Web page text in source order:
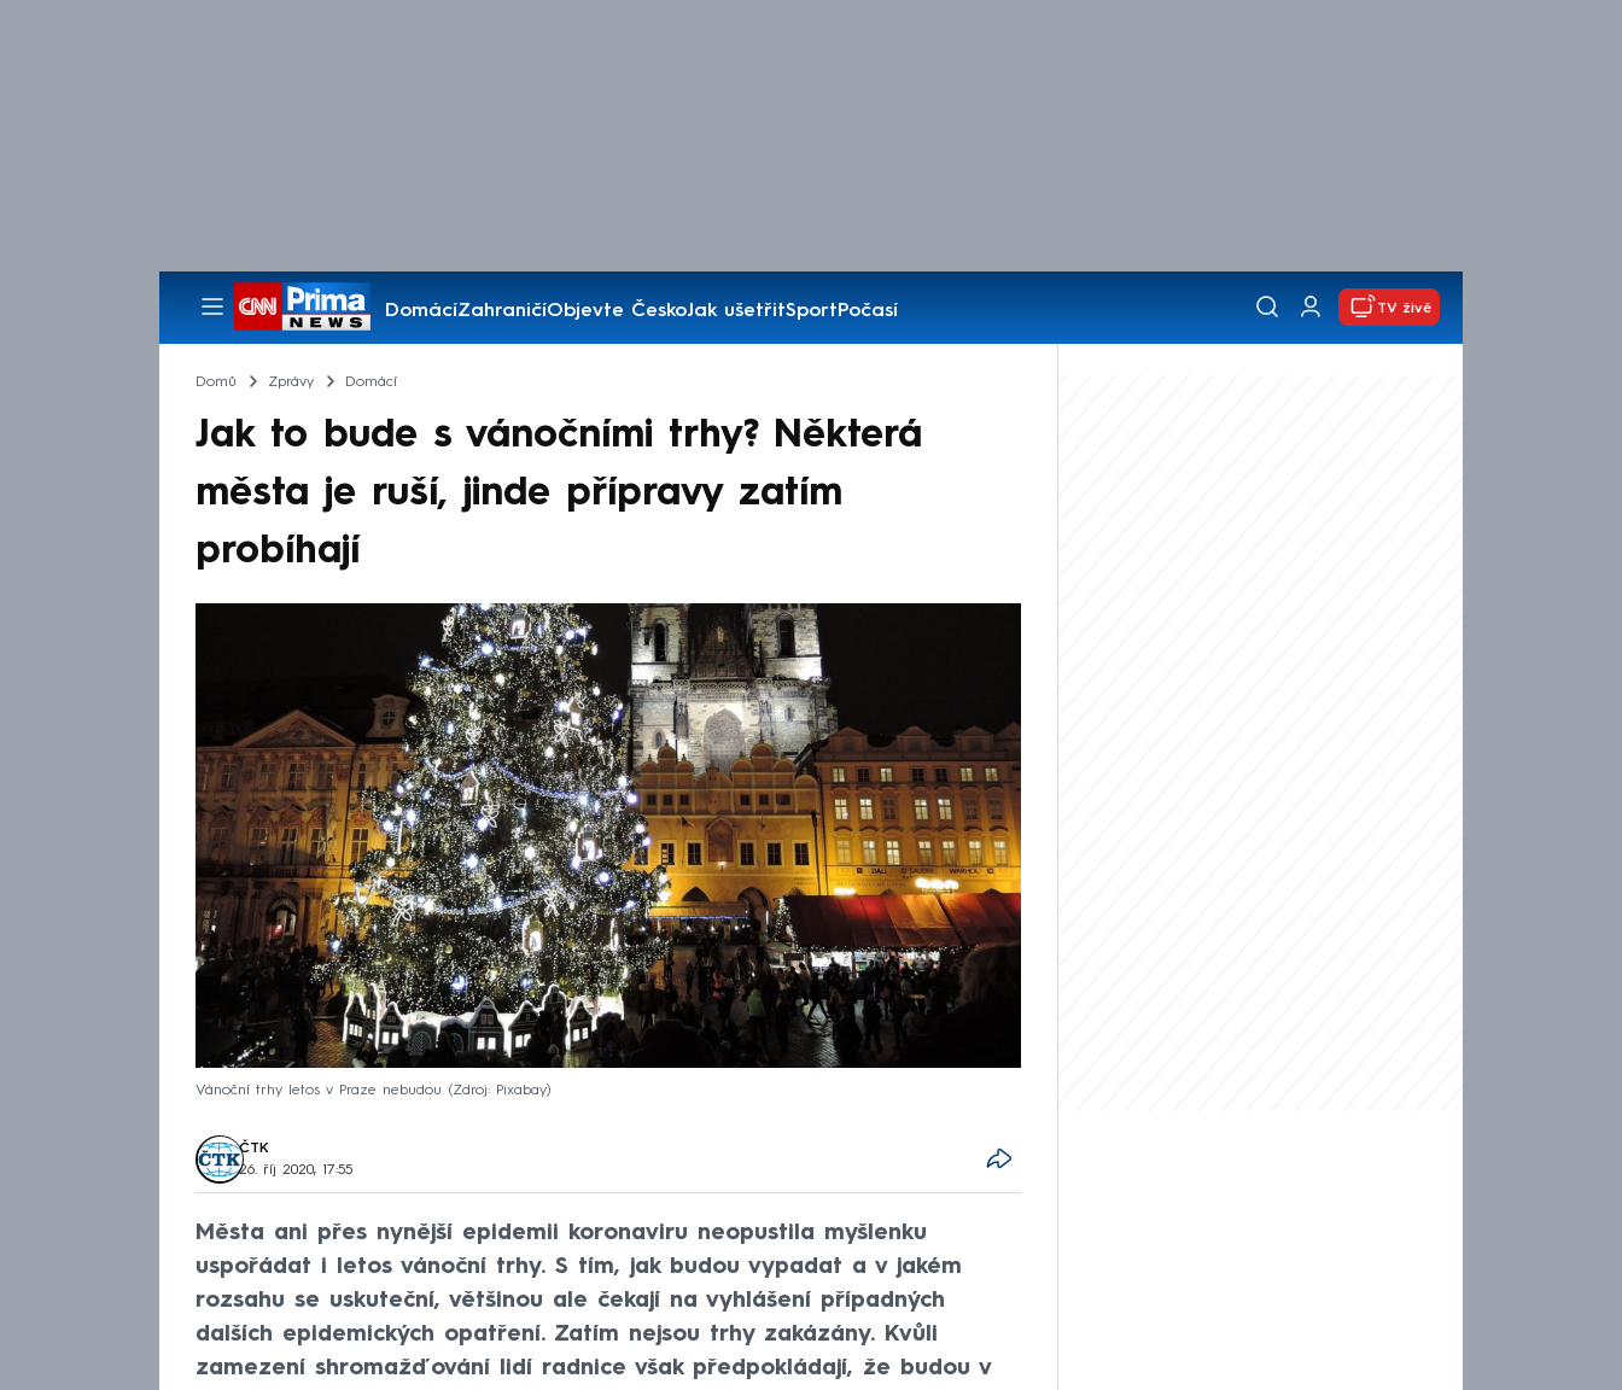
DomácíZahraničíObjevte ČeskoJak ušetřitSportPočasí
Pořady
TV živě
Domů Zprávy Domácí
Jak to bude s vánočními trhy? Některá
města je ruší, jinde přípravy zatím
probíhají
Vánoční trhy letos v Praze nebudou Zdroj: Pixabay
ČTK
26. říj 2020, 17:55
Města ani přes nynější epidemii koronaviru neopustila myšlenku
uspořádat i letos vánoční trhy. S tím, jak budou vypadat a v jakém
rozsahu se uskuteční, většinou ale čekají na vyhlášení případných
dalších epidemických opatření. Zatím nejsou trhy zakázány. Kvůli
zamezení shromažďování lidí radnice však předpokládají, že budou v